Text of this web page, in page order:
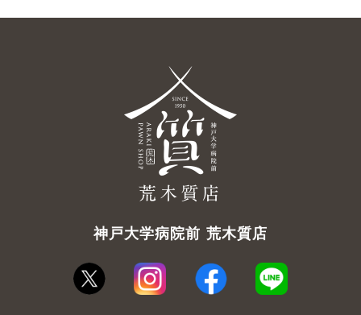
神戸大学病院前 荒木質店